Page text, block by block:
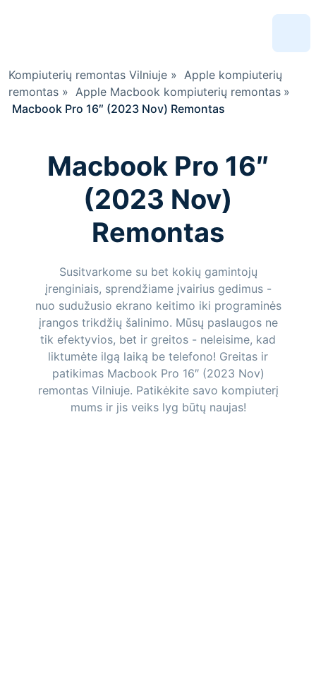
Kompiuterių remontas Vilniuje » Apple kompiuterių
remontas » Apple Macbook kompiuterių remontas »
Macbook Pro 16″ (2023 Nov) Remontas
Macbook Pro 16″
(2023 Nov)
Remontas
Susitvarkome su bet kokių gamintojų
įrenginiais, sprendžiame įvairius gedimus -
nuo sudužusio ekrano keitimo iki programinės
įrangos trikdžių šalinimo. Mūsų paslaugos ne
tik efektyvios, bet ir greitos - neleisime, kad
liktumėte ilgą laiką be telefono! Greitas ir
patikimas Macbook Pro 16″ (2023 Nov)
remontas Vilniuje. Patikėkite savo kompiuterį
mums ir jis veiks lyg būtų naujas!